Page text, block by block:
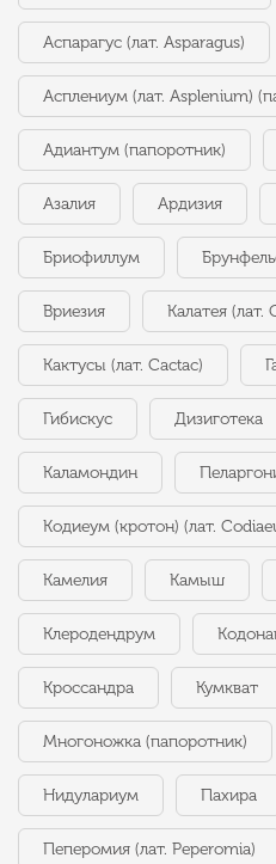
Аспарагус (лат. Asparagus)
Асплениум (лат. Asplenium)
Адиантум (папоротник)
Азалия Ардизия
Бриофиллум
Вриезия Калатея (лат.
Кактусы (лат. Cactac)
Гибискус Дизиготека
Каламондин
Кодиеум (кротон) (лат.
Камелия Камыш
Клеродендрум
Кроссандра Кумкват
Многоножка (папоротник)
Нидулариум Пахира
Пеперомия (лат. Peperomia)